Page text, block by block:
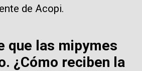
de Acopi.
que las mipymes
¿Cómo reciben la